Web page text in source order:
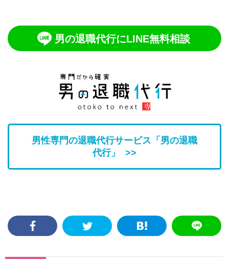
男の退職代行にLINE無料相談
男性専門の退職代行サービス「男の退職
代行」 >>